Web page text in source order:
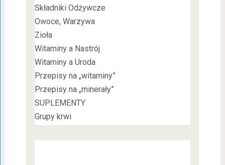
Składniki Odżywcze
Owoce, Warzywa
Zioła
Witaminy a Nastrój
Witaminy a Uroda
Przepisy na „witaminy”
Przepisy na „minerały”
SUPLEMENTY
Grupy krwi